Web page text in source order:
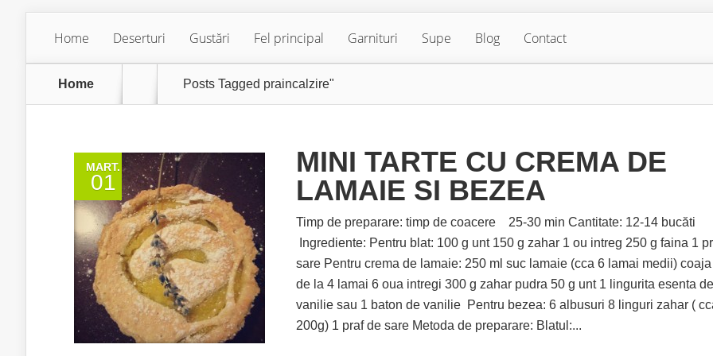
Home Deserturi Gustări Fel principal Garnituri Supe Blog Contact
Home Posts Tagged praincalzire"
MART.
01
MINI TARTE CU CREMA DE
LAMAIE SI BEZEA
Timp de preparare: timp de coacere 25-30 min Cantitate: 12-14 bucăti
Ingrediente: Pentru blat: 100 g unt 150 g zahar 1 ou intreg 250 g faina 1
sare Pentru crema de lamaie: 250 ml suc lamaie (cca 6 lamai medii)
de la 4 lamai 6 oua intregi 300 g zahar pudra 50 g unt 1 lingurita esenta de
vanilie sau 1 baton de vanilie Pentru bezea: 6 albusuri 8 linguri zahar (
200g) 1 praf de sare Metoda de preparare: Blatul:...